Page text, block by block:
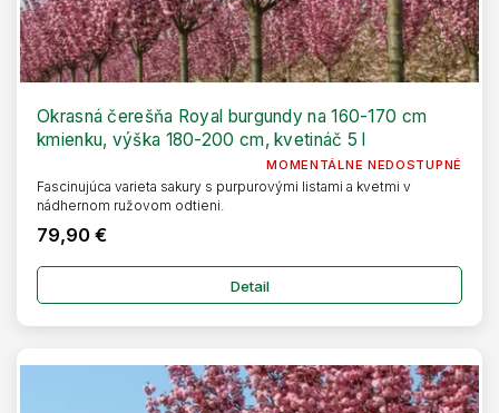
Okrasná čerešňa Royal burgundy na 160-170 cm
kmienku, výška 180-200 cm, kvetináč 5 l
MOMENTÁLNE NEDOSTUPNÉ
79,90 €
Detail
Fascinujúca varieta sakury s purpurovými listami a kvetmi v
nádhernom ružovom odtieni.